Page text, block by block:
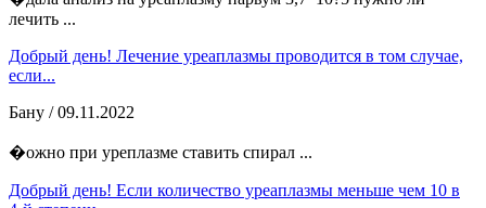
лечить ...
Добрый день! Лечение уреаплазмы проводится в том случае,
если...
Бану / 09.11.2022
�ожно при уреплазме ставить спирал ...
Добрый день! Если количество уреаплазмы меньше чем 10 в